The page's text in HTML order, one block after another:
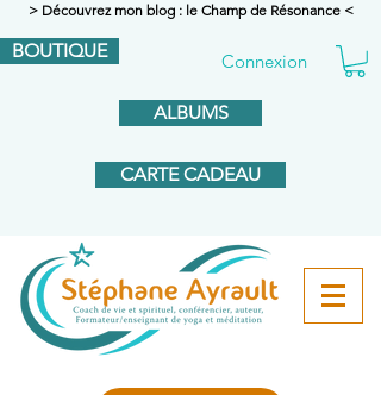
> Découvrez mon blog : le Champ de Résonance <
BOUTIQUE Connexion
ALBUMS
CARTE CADEAU